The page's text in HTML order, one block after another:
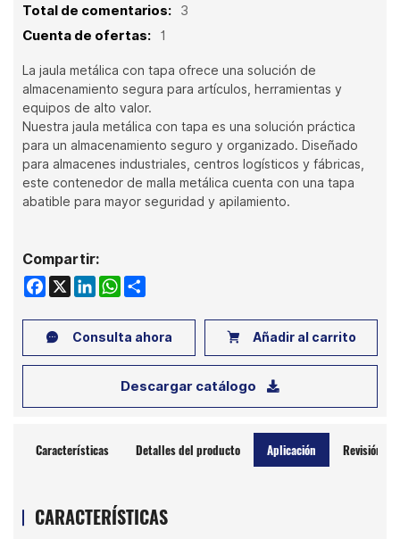
Total de comentarios: 3
Cuenta de ofertas: 1
La jaula metálica con tapa ofrece una solución de
almacenamiento segura para artículos, herramientas y
equipos de alto valor.
Nuestra jaula metálica con tapa es una solución práctica
para un almacenamiento seguro y organizado. Diseñado
para almacenes industriales, centros logísticos y fábricas,
este contenedor de malla metálica cuenta con una tapa
abatible para mayor seguridad y apilamiento.
Compartir:
Facebook
X LinkedIn
WhatsApp
Share
Consulta ahora Añadir al carrito
Descargar catálogo
Características Detalles del producto Aplicación Revisión
CARACTERÍSTICAS